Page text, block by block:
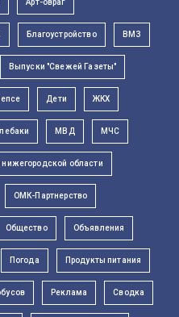
Арт-овраг
Благоустройство ВМЗ
Выпуски "Свежей Газеты"
Дети ЖКХ
МВД МЧС
нижегородской области
ОМК-Партнерство
Общество Объявления
Погода Продукты питания
Реклама Сводка